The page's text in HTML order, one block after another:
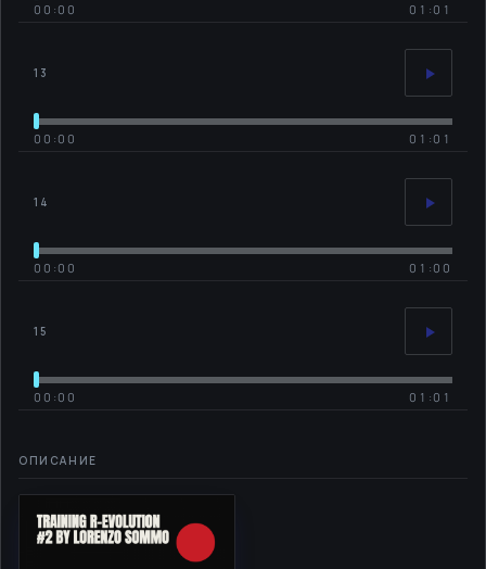
00:00 01:01
13
00:00 01:01
14
00:00 01:00
15
00:00 01:01